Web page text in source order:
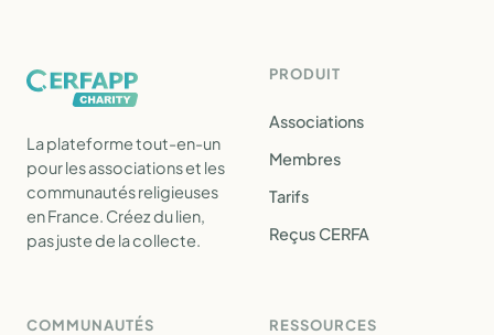
La plateforme tout-en-un
pour les associations et les
communautés religieuses
en France. Créez du lien,
pas juste de la collecte.
PRODUIT
Associations
Membres
Tarifs
Reçus CERFA
COMMUNAUTÉS RESSOURCES